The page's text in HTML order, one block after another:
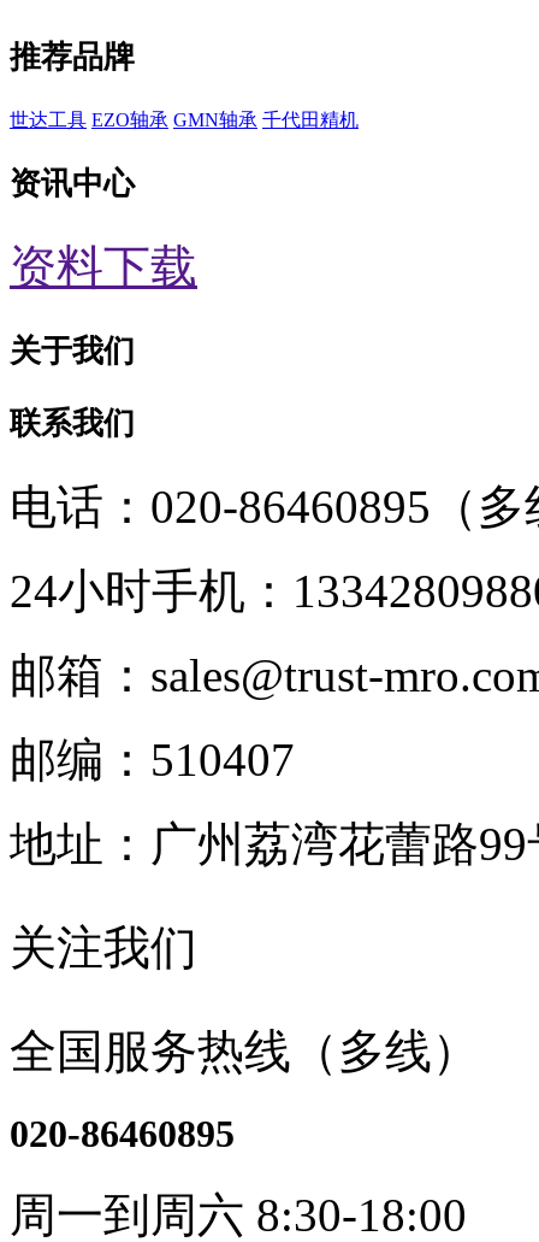
推荐品牌
世达工具 EZO轴承 GMN轴承 千代田精机
资讯中心
资料下载
关于我们
联系我们
电话：020-86460895（
24小时手机：
邮箱：sales@trust-
邮编：510407
地址：广州荔湾花蕾路
关注我们
全国服务热线（多线）
020-86460895
周一到周六 8:30-18:00